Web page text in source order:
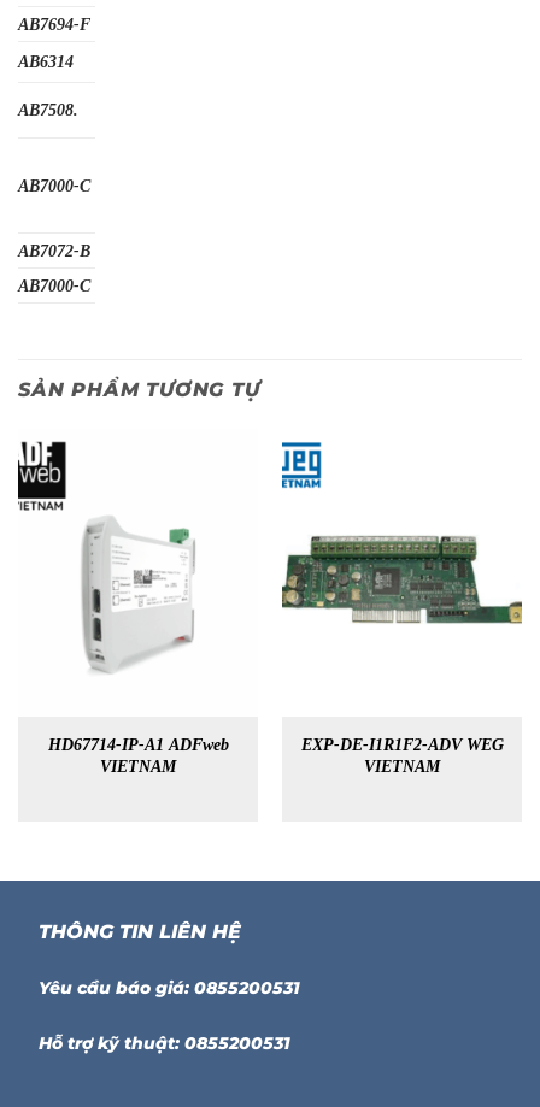
AB7694-F
AB6314
AB7508.
AB7000-C
AB7072-B
AB7000-C
SẢN PHẨM TƯƠNG TỰ
HD67714-IP-A1 ADFweb
VIETNAM
EXP-DE-I1R1F2-ADV WEG
VIETNAM
THÔNG TIN LIÊN HỆ
Yêu cầu báo giá: 0855200531
Hỗ trợ kỹ thuật: 0855200531